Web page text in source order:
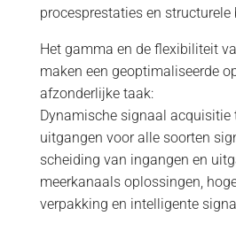
procesprestaties en structurele
Het gamma en de flexibiliteit
maken een geoptimaliseerde
afzonderlijke taak:
Dynamische signaal acquisitie
uitgangen voor alle soorten
scheiding van ingangen en
meerkanaals oplossingen,
verpakking en intelligente